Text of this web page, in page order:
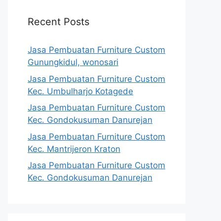
Recent Posts
Jasa Pembuatan Furniture Custom
Gunungkidul, wonosari
Jasa Pembuatan Furniture Custom
Kec. Umbulharjo Kotagede
Jasa Pembuatan Furniture Custom
Kec. Gondokusuman Danurejan
Jasa Pembuatan Furniture Custom
Kec. Mantrijeron Kraton
Jasa Pembuatan Furniture Custom
Kec. Gondokusuman Danurejan